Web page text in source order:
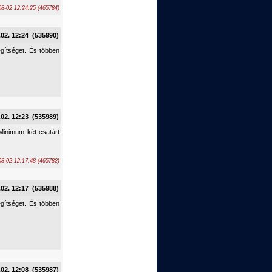
02 12:24:25 (465784)
12:24 (535990)
És többen
12:23 (535989)
két csatárt
02 12:17:48 (465782)
12:17 (535988)
És többen
12:08 (535987)